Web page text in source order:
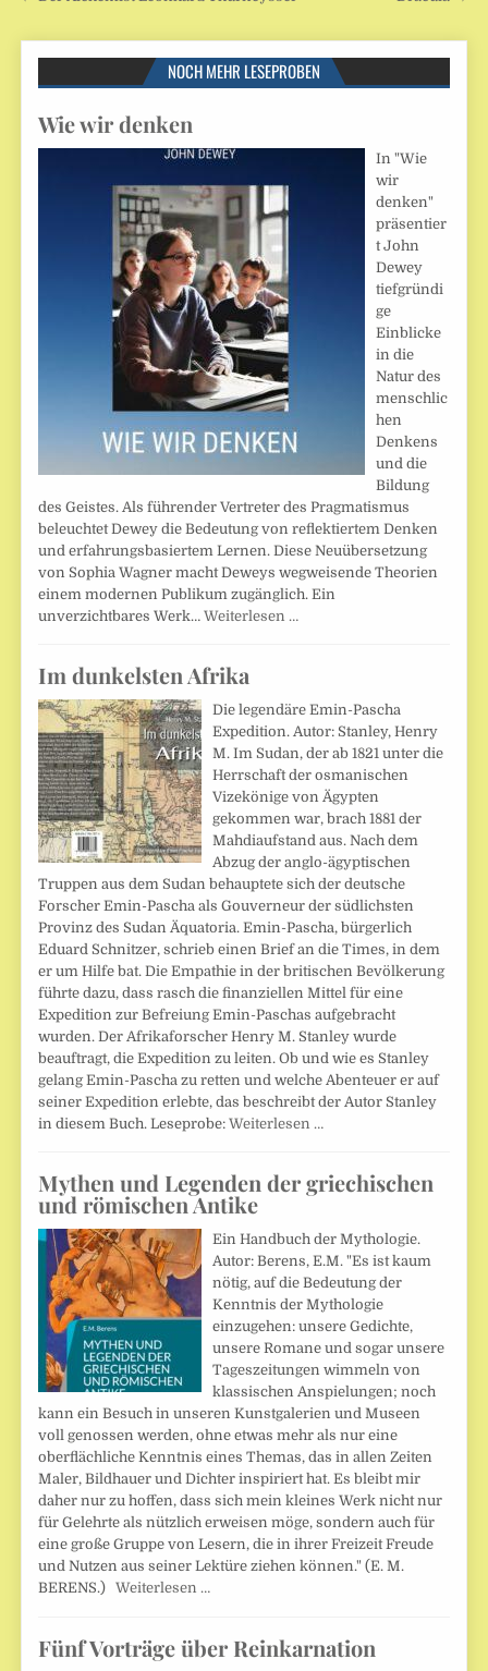
NOCH MEHR LESEPROBEN
Wie wir denken
In "Wie
wir
denken"
präsentier
t John
Dewey
tiefgründi
ge
Einblicke
in die
Natur des
menschlic
hen
Denkens
und die
Bildung
des Geistes. Als führender Vertreter des Pragmatismus
beleuchtet Dewey die Bedeutung von reflektiertem Denken
und erfahrungsbasiertem Lernen. Diese Neuübersetzung
von Sophia Wagner macht Deweys wegweisende Theorien
einem modernen Publikum zugänglich. Ein
unverzichtbares Werk…Weiterlesen …
Im dunkelsten Afrika
Die legendäre Emin-Pascha
Expedition. Autor: Stanley, Henry
M. Im Sudan, der ab 1821 unter die
Herrschaft der osmanischen
Vizekönige von Ägypten
gekommen war, brach 1881 der
Mahdiaufstand aus. Nach dem
Abzug der anglo-ägyptischen
Truppen aus dem Sudan behauptete sich der deutsche
Forscher Emin-Pascha als Gouverneur der südlichsten
Provinz des Sudan Äquatoria. Emin-Pascha, bürgerlich
Eduard Schnitzer, schrieb einen Brief an die Times, in dem
er um Hilfe bat. Die Empathie in der britischen Bevölkerung
führte dazu, dass rasch die finanziellen Mittel für eine
Expedition zur Befreiung Emin-Paschas aufgebracht
wurden. Der Afrikaforscher Henry M. Stanley wurde
beauftragt, die Expedition zu leiten. Ob und wie es Stanley
gelang Emin-Pascha zu retten und welche Abenteuer er auf
seiner Expedition erlebte, das beschreibt der Autor Stanley
in diesem Buch. Leseprobe:Weiterlesen …
Mythen und Legenden der griechischen
und römischen Antike
Ein Handbuch der Mythologie.
Autor: Berens, E.M. "Es ist kaum
nötig, auf die Bedeutung der
Kenntnis der Mythologie
einzugehen: unsere Gedichte,
unsere Romane und sogar unsere
Tageszeitungen wimmeln von
klassischen Anspielungen; noch
kann ein Besuch in unseren Kunstgalerien und Museen
voll genossen werden, ohne etwas mehr als nur eine
oberflächliche Kenntnis eines Themas, das in allen Zeiten
Maler, Bildhauer und Dichter inspiriert hat. Es bleibt mir
daher nur zu hoffen, dass sich mein kleines Werk nicht nur
für Gelehrte als nützlich erweisen möge, sondern auch für
eine große Gruppe von Lesern, die in ihrer Freizeit Freude
und Nutzen aus seiner Lektüre ziehen können." (E. M.
BERENS.)Weiterlesen …
Fünf Vorträge über Reinkarnation